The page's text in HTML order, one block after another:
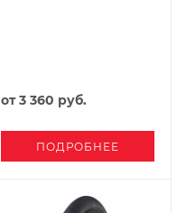
от3 360 руб.
ПОДРОБНЕЕ